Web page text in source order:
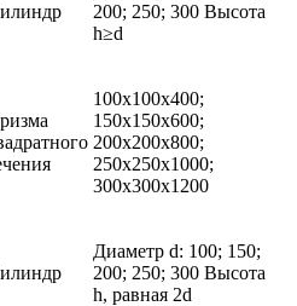
200; 250; 300 Высота
h≥d
100x100x400;
150x150x600;
200x200x800;
250x250x1000;
300x300x1200
Диаметр d: 100; 150;
200; 250; 300 Высота
h, равная 2d